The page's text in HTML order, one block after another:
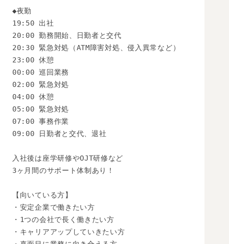
◆夜勤
19:50 出社
20:00 勤務開始、日勤者と交代
20:30 緊急対処（ATM障害対処、侵入異常など）
23:00 休憩
00:00 巡回業務
02:00 緊急対処
04:00 休憩
05:00 緊急対処
07:00 事務作業
09:00 日勤者と交代、退社
入社後は座学研修やOJT研修など
3ヶ月間のサポート体制あり！
【向いている方】
・安定企業で働きたい方
・1つの会社で長く働きたい方
・キャリアアップしていきたい方